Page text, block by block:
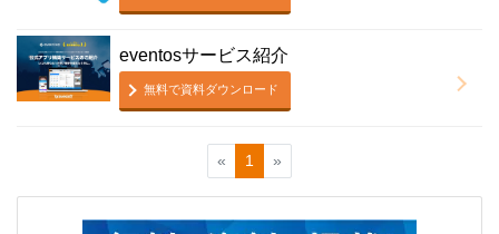
eventosサービス紹介
無料で資料ダウンロード
« 1 »